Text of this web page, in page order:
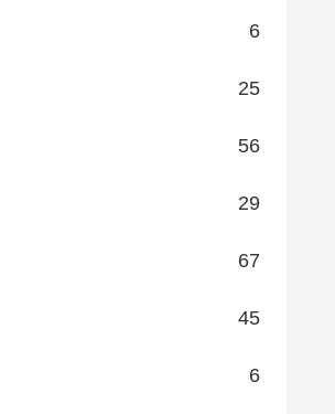
6
25
56
29
67
45
6